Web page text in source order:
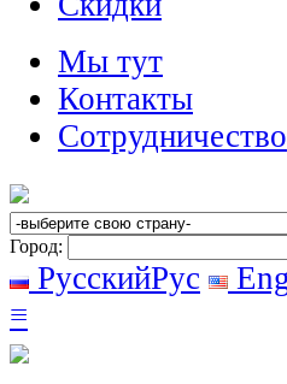
Мы тут
Контакты
Сотрудничество
Город:
РусскийРус
≡